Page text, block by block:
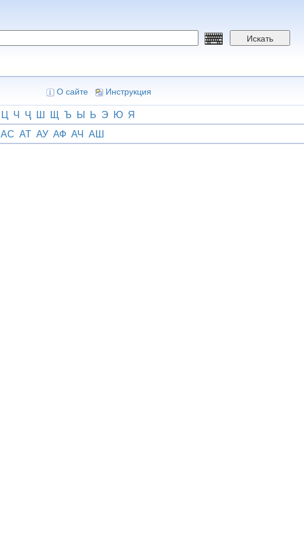
Искать
О сайте Инструкция
Ц Ч Ҷ Ш Щ Ъ Ы Ь Э Ю Я
АС АТ АУ АФ АЧ АШ